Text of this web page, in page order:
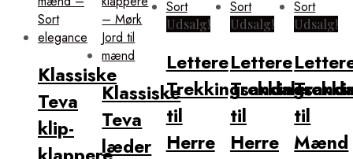
Klassiske
Teva
klip-
Klassiske
Teva
læder
Udsalg!
Lettere
Trekkingsandaler
til
Herre
Udsalg!
Lettere
til
Herre
Udsalg!
til
Mænd